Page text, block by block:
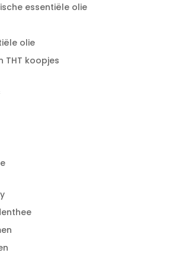
essentiële olie
olie
THT koopjes